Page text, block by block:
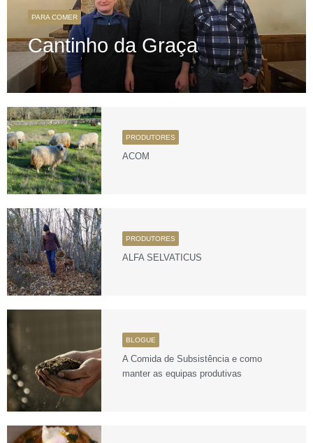
PARA COMER
Cantinho da Graça
PRODUTORES
ACOM
PRODUTORES
ALFA SELVATICUS
BLOGUE
A Comida de Subsistência e como
manter as equipas produtivas